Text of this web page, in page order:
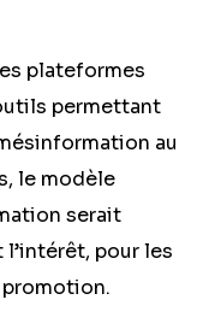
plateformes
permettant
au
le modèle
serait
pour les
promotion.